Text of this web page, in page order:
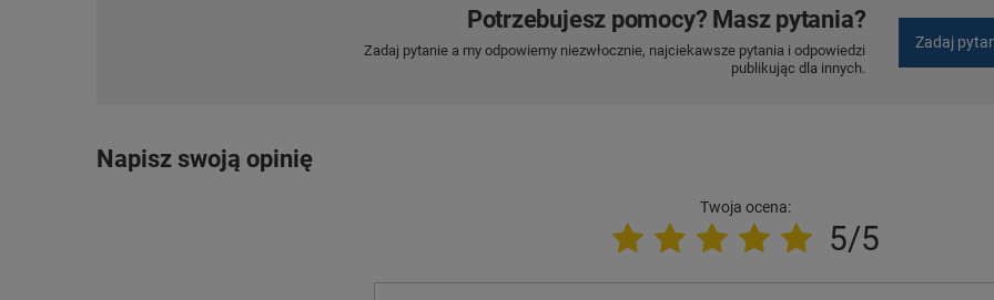
Potrzebujesz pomocy? Masz pytania?
Zadaj pytanie a my odpowiemy niezwłocznie, najciekawsze pytania i odpowiedzi
publikując dla innych.
Zadaj
Napisz swoją opinię
Twoja ocena:
5/5